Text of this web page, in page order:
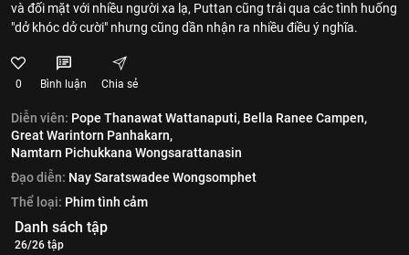
và đối mặt với nhiều người xa lạ, Puttan cũng trải qua các tình huống
"dở khóc dở cười" nhưng cũng dần nhận ra nhiều điều ý nghĩa.
0 Bình luận Chia sẻ
Diễn viên: Pope Thanawat Wattanaputi, Bella Ranee Campen,
Great Warintorn Panhakarn,
Namtarn Pichukkana Wongsarattanasin
Đạo diễn: Nay Saratswadee Wongsomphet
Thể loại: Phim tình cảm
Danh sách tập
26/26 tập